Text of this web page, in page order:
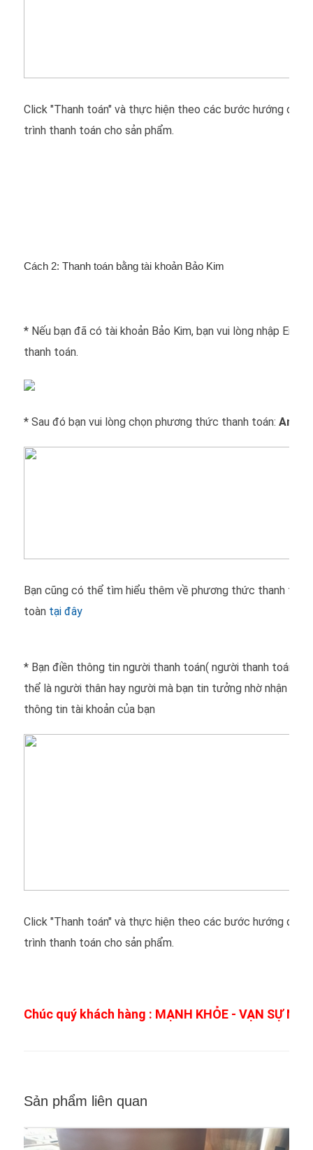
Click "Thanh toán" và thực hiện theo các bước hướng dẫn
trình thanh toán cho sản phẩm.
Cách 2: Thanh toán bằng tài khoản Bảo Kim
* Nếu bạn đã có tài khoản Bảo Kim, bạn vui lòng nhập
thanh toán.
* Sau đó bạn vui lòng chọn phương thức thanh toán: An
Bạn cũng có thể tìm hiểu thêm về phương thức thanh
toàn tại đây
* Bạn điền thông tin người thanh toán( người thanh toán
thể là người thân hay người mà bạn tin tưởng nhờ nhận
thông tin tài khoản của bạn
Click "Thanh toán" và thực hiện theo các bước hướng dẫn
trình thanh toán cho sản phẩm.
Chúc quý khách hàng : MẠNH KHỎE - VẠN SỰ
Sản phẩm liên quan